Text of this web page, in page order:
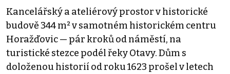
Kancelářský a ateliérový prostor v historické
budově 344 m² v samotném historickém centru
Horažďovic — pár kroků od náměstí, na
turistické stezce podél řeky Otavy. Dům s
doloženou historií od roku 1623 prošel v letech